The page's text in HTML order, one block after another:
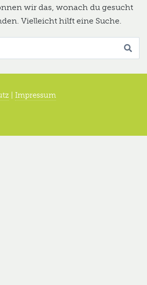
wir das, wonach du gesucht
Vielleicht hilft eine Suche.
Impressum